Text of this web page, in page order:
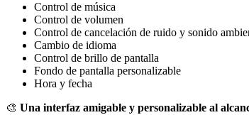
Control de música
Control de volumen
Control de cancelación de ruido y sonido
Cambio de idioma
Control de brillo de pantalla
Fondo de pantalla personalizable
Hora y fecha
🎨 Una interfaz amigable y personalizable al